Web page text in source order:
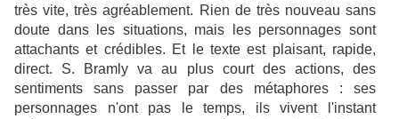
très vite, très agréablement. Rien de très nouveau sans
doute dans les situations, mais les personnages sont
attachants et crédibles. Et le texte est plaisant, rapide,
direct. S. Bramly va au plus court des actions, des
sentiments sans passer par des métaphores : ses
personnages n'ont pas le temps, ils vivent l'instant